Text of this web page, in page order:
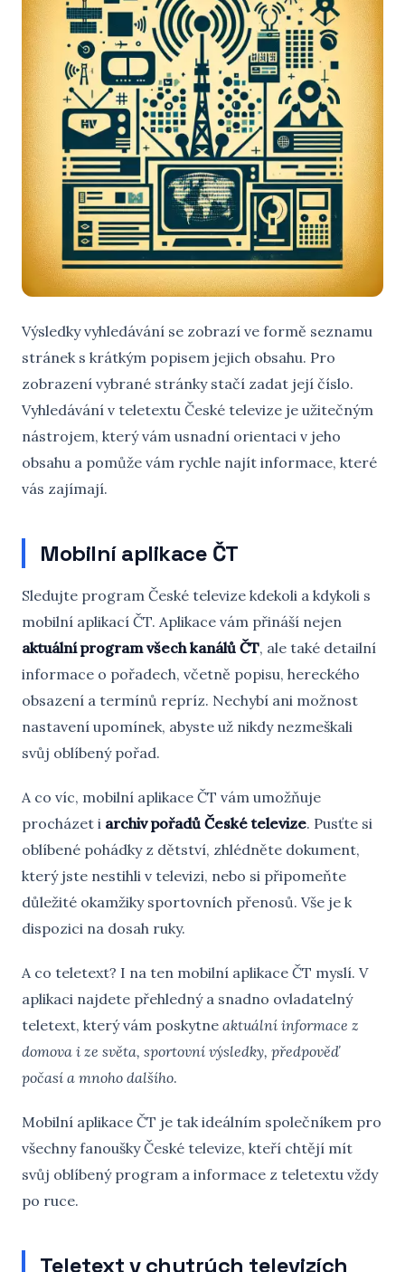
Výsledky vyhledávání se zobrazí ve formě seznamu
stránek s krátkým popisem jejich obsahu. Pro
zobrazení vybrané stránky stačí zadat její číslo.
Vyhledávání v teletextu České televize je užitečným
nástrojem, který vám usnadní orientaci v jeho
obsahu a pomůže vám rychle najít informace, které
vás zajímají.
Mobilní aplikace ČT
Sledujte program České televize kdekoli a kdykoli s
mobilní aplikací ČT. Aplikace vám přináší nejen
aktuální program všech kanálů ČT, ale také detailní
informace o pořadech, včetně popisu, hereckého
obsazení a termínů repríz. Nechybí ani možnost
nastavení upomínek, abyste už nikdy nezmeškali
svůj oblíbený pořad.
A co víc, mobilní aplikace ČT vám umožňuje
procházet i archiv pořadů České televize. Pusťte si
oblíbené pohádky z dětství, zhlédněte dokument,
který jste nestihli v televizi, nebo si připomeňte
důležité okamžiky sportovních přenosů. Vše je k
dispozici na dosah ruky.
A co teletext? I na ten mobilní aplikace ČT myslí. V
aplikaci najdete přehledný a snadno ovladatelný
teletext, který vám poskytne aktuální informace z
domova i ze světa, sportovní výsledky, předpověď
počasí a mnoho dalšího.
Mobilní aplikace ČT je tak ideálním společníkem pro
všechny fanoušky České televize, kteří chtějí mít
svůj oblíbený program a informace z teletextu vždy
po ruce.
Teletext v chytrých televizích